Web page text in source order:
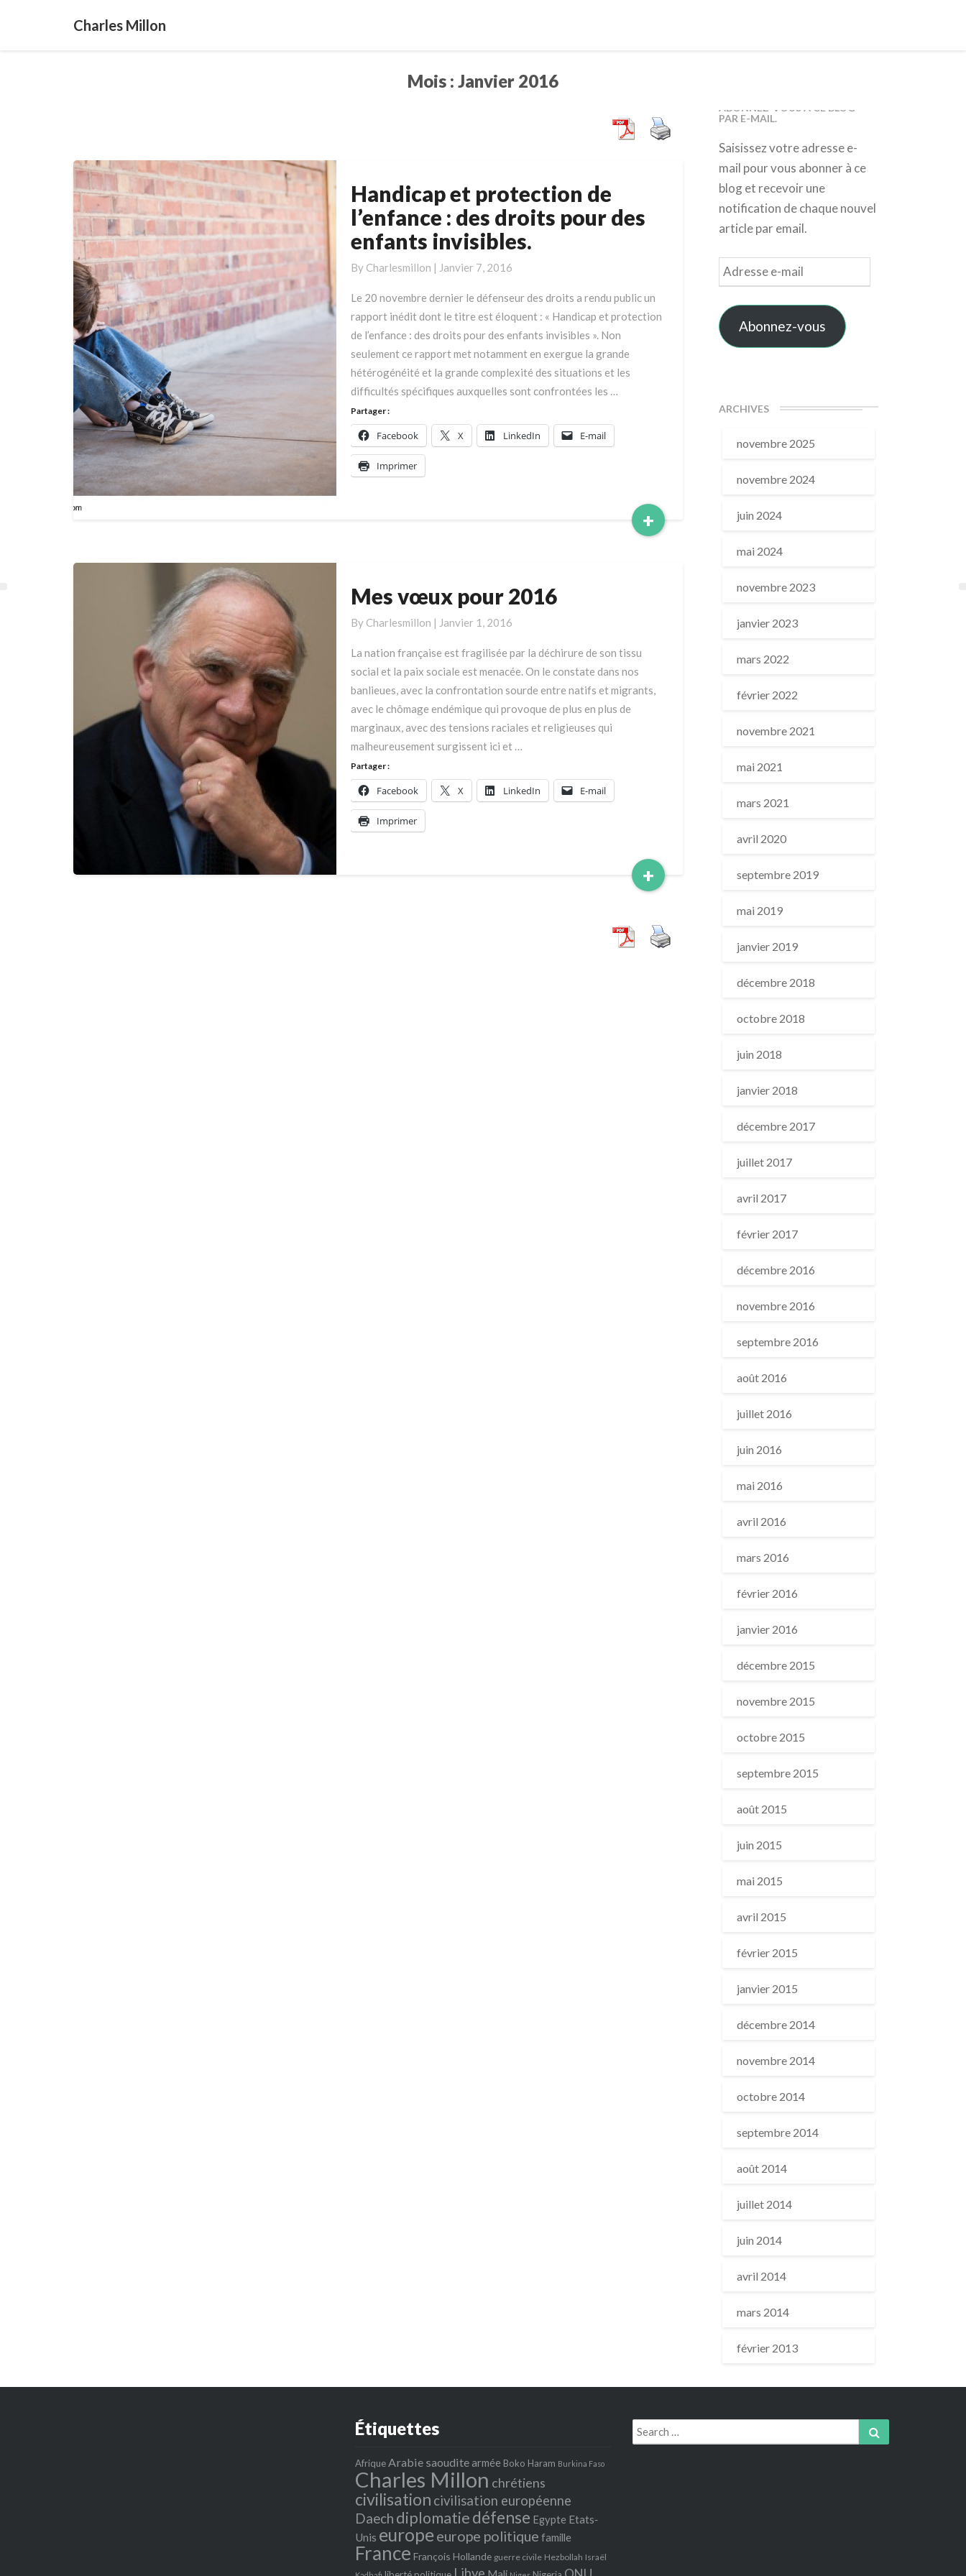
Charles Millon
Mois : Janvier 2016
Handicap
et
protection
de
l’enfance
des
droits
pour
des
enfants
invisibles.
Handicap et protection de
l’enfance : des droits pour des
enfants invisibles.
By Charlesmillon | Janvier 7, 2016
Le 20 novembre dernier le défenseur des droits a rendu public un
rapport inédit dont le titre est éloquent : « Handicap et protection
de l’enfance : des droits pour des enfants invisibles ». Non
seulement ce rapport met notamment en exergue la grande
hétérogénéité et la grande complexité des situations et les
difficultés spécifiques auxquelles sont confrontées les …
+Read
More
Partager :
Facebook X LinkedIn E-mail
Imprimer
Mes
pour
2016
Mes vœux pour 2016
By Charlesmillon | Janvier 1, 2016
La nation française est fragilisée par la déchirure de son tissu
social et la paix sociale est menacée. On le constate dans nos
banlieues, avec la confrontation sourde entre natifs et migrants,
avec le chômage endémique qui provoque de plus en plus de
marginaux, avec des tensions raciales et religieuses qui
malheureusement surgissent ici et …
+Read
More
Partager :
Facebook X LinkedIn E-mail
Imprimer
ABONNEZ-VOUS À CE BLOG
PAR E-MAIL.
Saisissez votre adresse e-
mail pour vous abonner à ce
blog et recevoir une
notification de chaque nouvel
article par email.
Adresse
e-
mail
Abonnez-vous
ARCHIVES
novembre 2025
novembre 2024
juin 2024
mai 2024
novembre 2023
janvier 2023
mars 2022
février 2022
novembre 2021
mai 2021
mars 2021
avril 2020
septembre 2019
mai 2019
janvier 2019
décembre 2018
octobre 2018
juin 2018
janvier 2018
décembre 2017
juillet 2017
avril 2017
février 2017
décembre 2016
novembre 2016
septembre 2016
août 2016
juillet 2016
juin 2016
mai 2016
avril 2016
mars 2016
février 2016
janvier 2016
décembre 2015
novembre 2015
octobre 2015
septembre 2015
août 2015
juin 2015
mai 2015
avril 2015
février 2015
janvier 2015
décembre 2014
novembre 2014
octobre 2014
septembre 2014
août 2014
juillet 2014
juin 2014
avril 2014
mars 2014
février 2013
Étiquettes
Afrique Arabie saoudite armée Boko Haram Burkina Faso
Charles Millon chrétiens
civilisation civilisation européenne
Daech diplomatiedéfense Egypte Etats‐
Unis europeeurope politique famille
France François Hollande guerre civile Hezbollah Israël
Search
for: